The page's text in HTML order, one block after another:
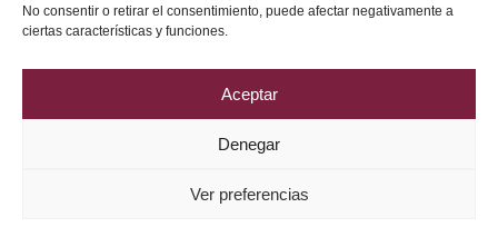
No consentir o retirar el consentimiento, puede afectar negativamente a
ciertas características y funciones.
Aceptar
Denegar
Ver preferencias